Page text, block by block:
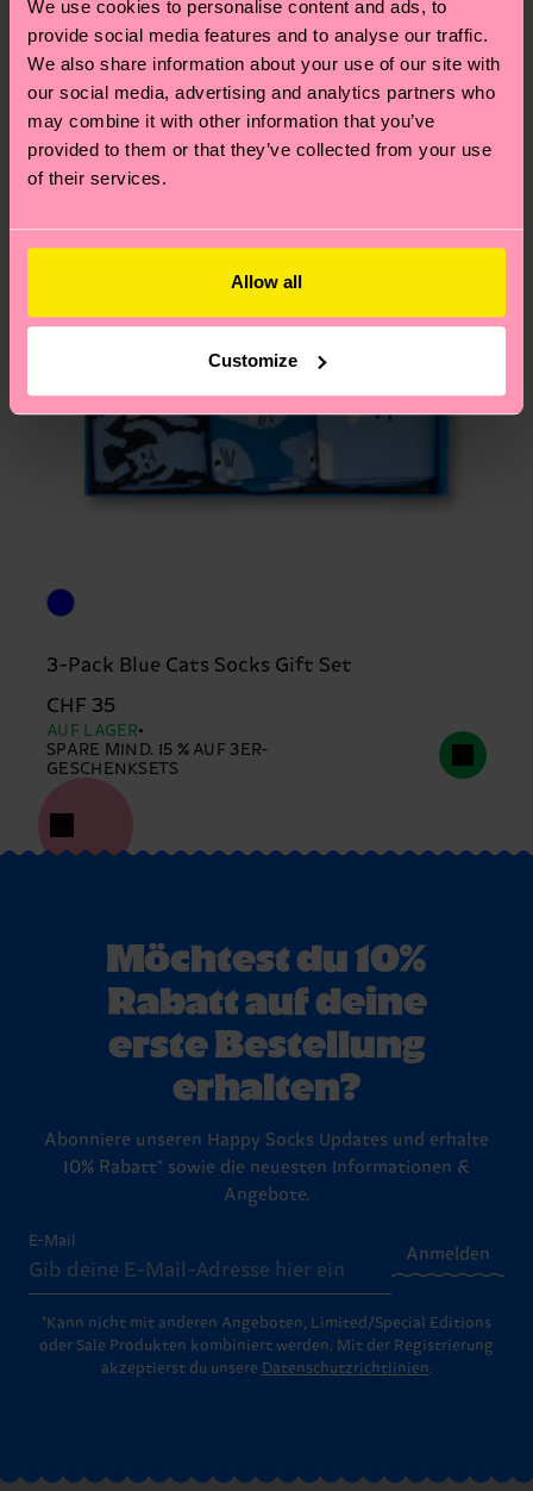
We use cookies to personalise content and ads, to
provide social media features and to analyse our traffic.
We also share information about your use of our site with
our social media, advertising and analytics partners who
may combine it with other information that you’ve
provided to them or that they’ve collected from your use
of their services.
Allow all
Customize
deinem Land abhängt.
Du hast Fragen zu einer Retoure? In unserem
Hilfebereich im ArtikelRetourenfindest du die
am häufigsten gestellten Fragen.
Neuheit
3-Pack Blue Cats Socks Gift Set
CHF 35
AUF LAGER
SPARE MIND. 15 % AUF 3ER-
GESCHENKSETS
Möchtest du 10%
Rabatt auf deine
erste Bestellung
erhalten?
Abonniere unseren Happy Socks Updates und erhalte
10% Rabatt* sowie die neuesten Informationen &
Angebote.
E-Mail
Anmelden
*Kann nicht mit anderen Angeboten, Limited/Special Editions
oder Sale Produkten kombiniert werden. Mit der Registrierung
akzeptierst du unsere Datenschutzrichtlinien.